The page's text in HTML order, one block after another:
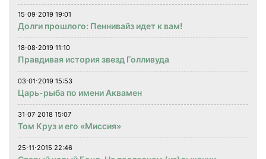
15⋅09⋅2019 19:01
Долги прошлого: Пеннивайз идет к вам!
18⋅08⋅2019 11:10
Правдивая история звезд Голливуда
03⋅01⋅2019 15:53
Царь-рыба по имени Аквамен
31⋅07⋅2018 15:07
Том Круз и его «Миссия»
25⋅11⋅2015 22:46